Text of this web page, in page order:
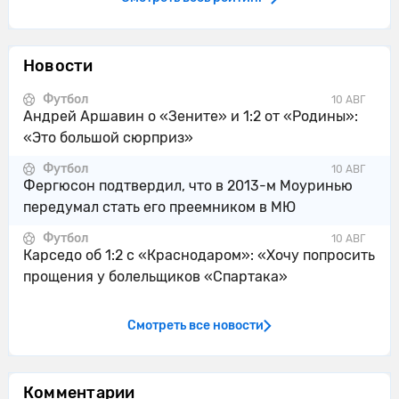
25'
Контроль мяча: Ницца: 59%, Сент-
25'
перехватывает навес, направленный
в сторону штрафной.
26'
Зурико Давиташвили из команды
Сент-Этьен разыграл угловой с
26'
Том Лоше из команды Ницца
перехватывает навес, направленный
26'
Augustine Boakye пробует нанести
удар издали, но Йеванн Диуф ловит
мяч
Новости
10 АВГ
Футбол
Андрей Аршавин о «Зените» и 1:2 от «Родины»:
«Это большой сюрприз»
10 АВГ
Футбол
Фергюсон подтвердил, что в 2013-м Моуринью
передумал стать его преемником в МЮ
10 АВГ
Футбол
Карседо об 1:2 с «Краснодаром»: «Хочу попросить
прощения у болельщиков «Спартака»
Смотреть все новости
Комментарии